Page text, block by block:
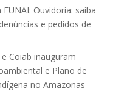
FUNAI: Ouvidoria: saiba
e pedidos de
e Coiab inauguram
e Plano de
no Amazonas